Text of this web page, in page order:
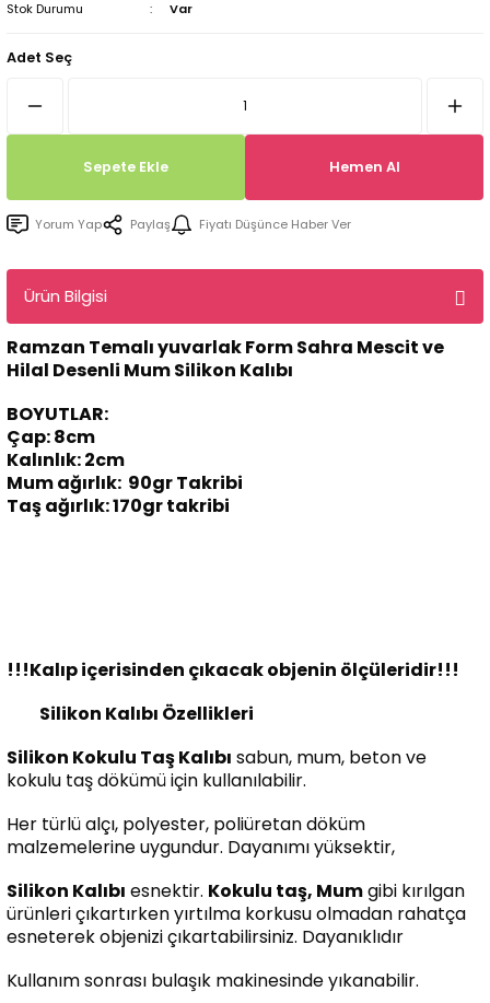
Tütsülük Silikonkalıpları
Stok Durumu
Var
Adet Seç
Sepete Ekle Hemen Al
Yorum Yap Paylaş Fiyatı Düşünce Haber Ver
Ürün Bilgisi
Ramzan Temalı yuvarlak Form Sahra Mescit ve
Hilal Desenli Mum Silikon Kalıbı
BOYUTLAR:
Çap: 8cm
Kalınlık: 2cm
Mum ağırlık: 90gr Takribi
Taş ağırlık: 170gr takribi
!!!Kalıp içerisinden çıkacak objenin ölçüleridir!!!
Silikon Kalıbı Özellikleri
Silikon Kokulu Taş Kalıbı sabun, mum, beton ve
kokulu taş dökümü için kullanılabilir.
Her türlü alçı, polyester, poliüretan döküm
malzemelerine uygundur. Dayanımı yüksektir,
Silikon Kalıbı esnektir. Kokulu taş, Mumgibi kırılgan
ürünleri çıkartırken yırtılma korkusu olmadan rahatça
esneterek objenizi çıkartabilirsiniz. Dayanıklıdır
Kullanım sonrası bulaşık makinesinde yıkanabilir.